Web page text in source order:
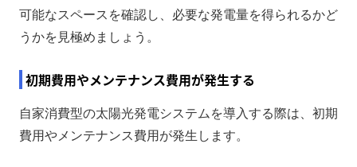
可能なスペースを確認し、必要な発電量を得られるかど
うかを見極めましょう。
初期費用やメンテナンス費用が発生する
自家消費型の太陽光発電システムを導入する際は、初期
費用やメンテナンス費用が発生します。